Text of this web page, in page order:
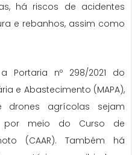
há riscos de acidentes
e rebanhos, assim como
Portaria nº 298/2021 do
e Abastecimento (MAPA),
drones agrícolas sejam
por meio do Curso de
(CAAR). Também há